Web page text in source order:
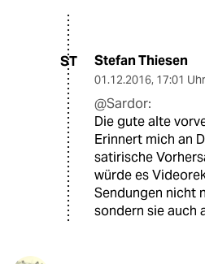
ST Stefan Thiesen
01.12.2016, 17:01 Uhr
@Sardor:
Die gute alte
Erinnert mich an
satirische
würde es
Sendungen nicht
sondern sie auch